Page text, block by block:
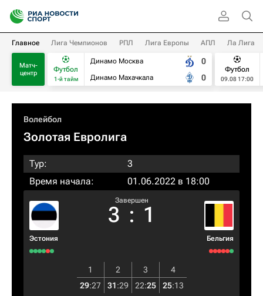
Главное Лига Чемпионов РПЛ Лига Европы АПЛ Ла Лига
Матч-
центр
Футбол
1-й тайм
Динамо Москва
Динамо Махачкала
0
0
Футбол
09.08 17:00
Волейбол
Золотая Евролига
Тур:
3
Время начала:
01.06.2022 в 18:00
Эстония
Завершен
3 : 1
Бельгия
1 2 3
4
29:27 31:29 22:25 25:13